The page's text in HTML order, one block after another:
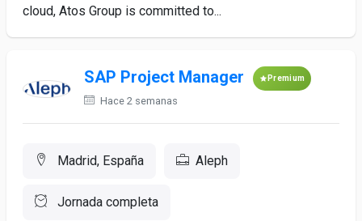
cloud, Atos Group is committed to...
SAP Project Manager Premium
Hace 2 semanas
Madrid, España Aleph
Jornada completa